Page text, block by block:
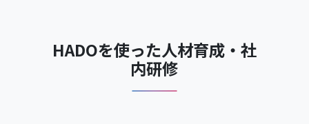
HADOを使った人材育成・社
内研修